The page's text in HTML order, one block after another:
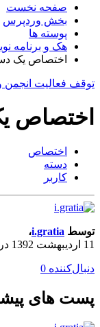
صفحه نخست
بخش وردپرس
پوسته ها
هک و برنامه
اختصاص یک
توقف فعالیت انجمن
اختصاص
اختصاص
دسته
کاربر
توسط i.gratia،
11 اردیبهشت 1392
در
دنبال‌کننده 0
پست های